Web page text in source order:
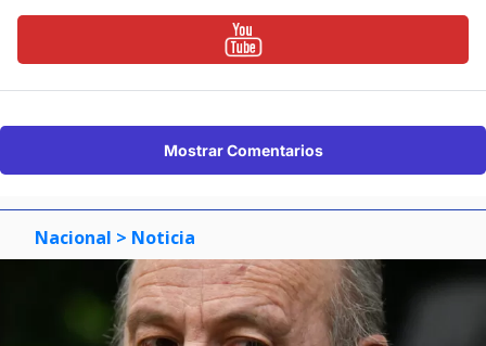
Mostrar Comentarios
Nacional > Noticia